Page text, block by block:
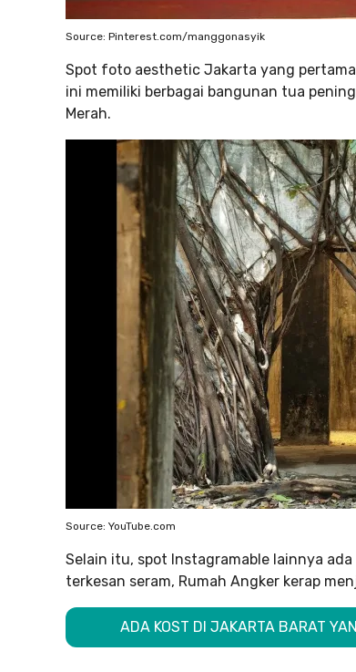
Source: Pinterest.com/manggonasyik
Spot foto aesthetic Jakarta yang
ini memiliki berbagai bangunan tua
Merah.
Source: YouTube.com
Selain itu, spot Instagramable lainnya
terkesan seram, Rumah Angker kerap
ADA KOST DI JAKARTA BARAT